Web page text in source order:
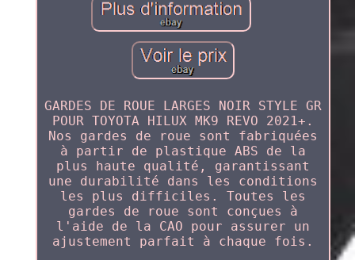
GARDES DE ROUE LARGES NOIR STYLE GR
POUR TOYOTA HILUX MK9 REVO 2021+.
Nos gardes de roue sont fabriquées
à partir de plastique ABS de la
plus haute qualité, garantissant
une durabilité dans les conditions
les plus difficiles. Toutes les
gardes de roue sont conçues à
l'aide de la CAO pour assurer un
ajustement parfait à chaque fois.